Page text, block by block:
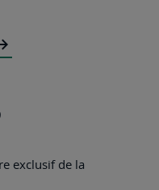
THE
exclusif de la